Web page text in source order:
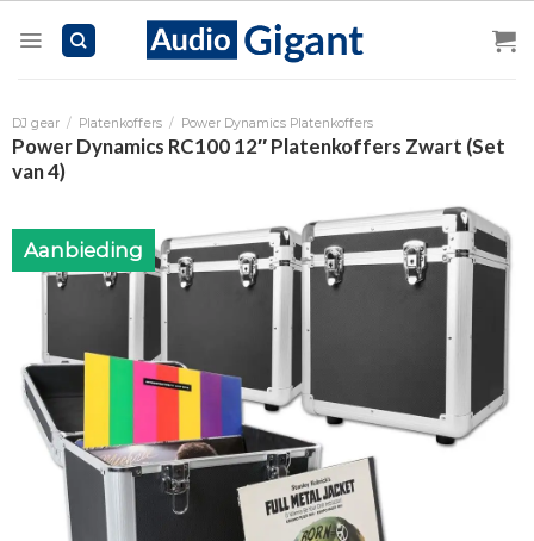
DJ gear / Platenkoffers / Power Dynamics Platenkoffers
Power Dynamics RC100 12″ Platenkoffers Zwart (Set
van 4)
Aanbieding